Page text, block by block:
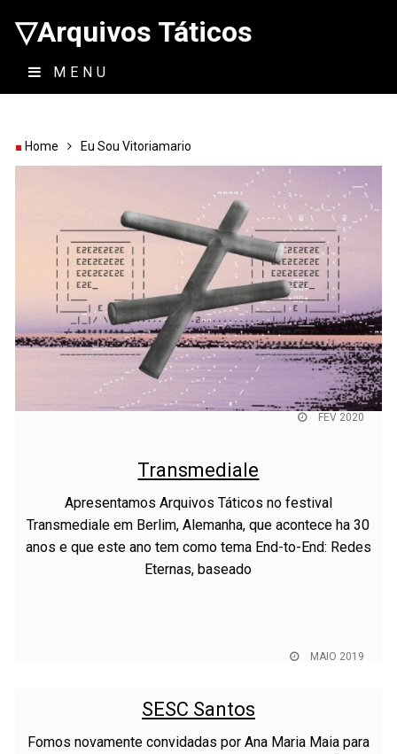
▽Arquivos Táticos
MENU
Home Eu Sou Vitoriamario
FEV 2020
Transmediale
Apresentamos Arquivos Táticos no festival
Transmediale em Berlim, Alemanha, que acontece ha 30
anos e que este ano tem como tema End-to-End: Redes
Eternas, baseado
MAIO 2019
SESC Santos
Fomos novamente convidadas por Ana Maria Maia para